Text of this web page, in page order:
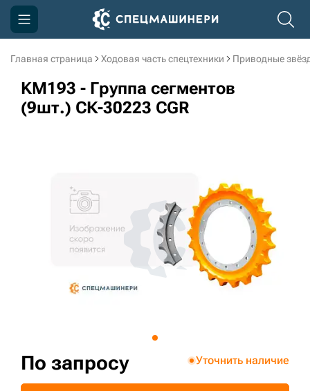
Главная страница Ходовая часть спецтехники Приводные
KM193 - Группа сегментов
(9шт.) СК-30223 CGR
По запросу Уточнить наличие
Компания
Акции
3D тур по производству
3D тур по складам
sksale@skdst.ru